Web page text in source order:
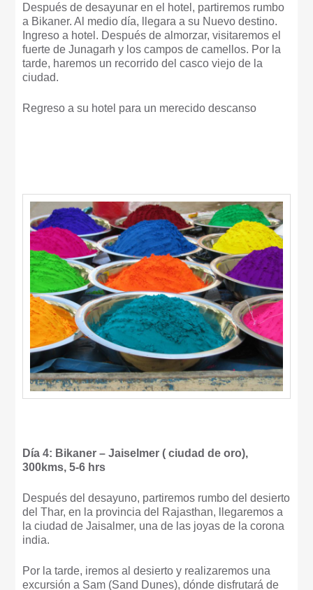
Después de desayunar en el hotel, partiremos rumbo
a Bikaner. Al medio día, llegara a su Nuevo destino.
Ingreso a hotel. Después de almorzar, visitaremos el
fuerte de Junagarh y los campos de camellos. Por la
tarde, haremos un recorrido del casco viejo de la
ciudad.
Regreso a su hotel para un merecido descanso
Día 4: Bikaner – Jaiselmer ( ciudad de oro),
300kms, 5-6 hrs
Después del desayuno, partiremos rumbo del desierto
del Thar, en la provincia del Rajasthan, llegaremos a
la ciudad de Jaisalmer, una de las joyas de la corona
india.
Por la tarde, iremos al desierto y realizaremos una
excursión a Sam (Sand Dunes), dónde disfrutará de